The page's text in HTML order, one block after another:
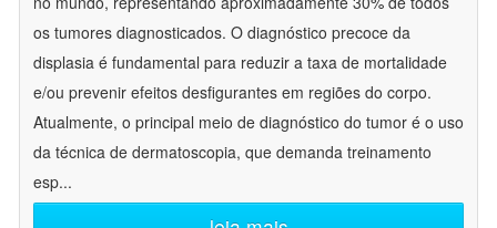
os tumores diagnosticados. O diagnóstico precoce da
displasia é fundamental para reduzir a taxa de mortalidade
e/ou prevenir efeitos desfigurantes em regiões do corpo.
Atualmente, o principal meio de diagnóstico do tumor é o uso
da técnica de dermatoscopia, que demanda treinamento
esp...